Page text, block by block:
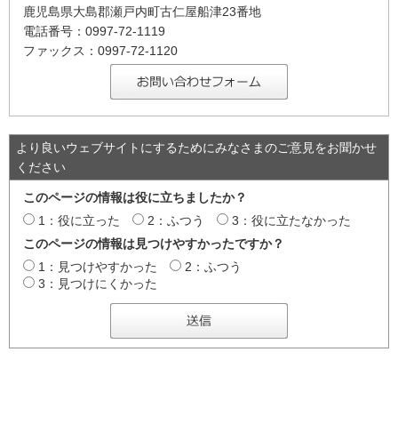
鹿児島県大島郡瀬戸内町古仁屋船津23番地
電話番号：0997-72-1119
ファックス：0997-72-1120
より良いウェブサイトにするためにみなさまのご意見をお聞かせ
ください
このページの情報は役に立ちましたか？
1：役に立った
2：ふつう
3：役に立たなかった
このページの情報は見つけやすかったですか？
1：見つけやすかった
2：ふつう
3：見つけにくかった